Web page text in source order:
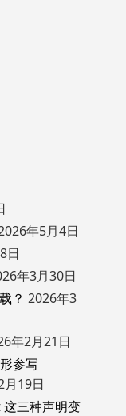
年5月4日
日
年3月30日
？ 2026年3
年2月21日
参写
月19日
三种声明变